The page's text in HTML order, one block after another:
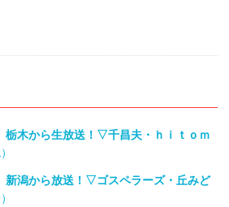
木から生放送！▽千昌夫・ｈｉｔｏｍ
潟から放送！▽ゴスペラーズ・丘みど